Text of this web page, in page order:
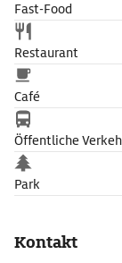
Fast-Food
Restaurant
Café
Öffentliche
Park
Kontakt